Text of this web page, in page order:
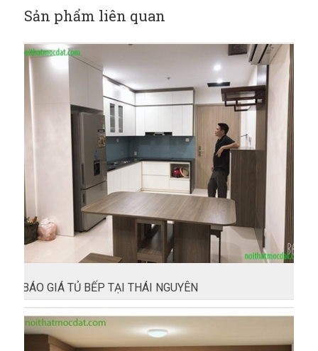
Sản phẩm liên quan
BÁO GIÁ TỦ BẾP TẠI THÁI NGUYÊN